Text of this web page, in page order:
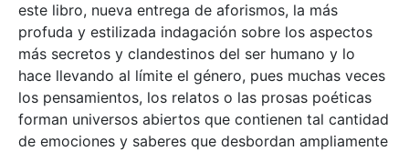
este libro, nueva entrega de aforismos, la más
profuda y estilizada indagación sobre los aspectos
más secretos y clandestinos del ser humano y lo
hace llevando al límite el género, pues muchas veces
los pensamientos, los relatos o las prosas poéticas
forman universos abiertos que contienen tal cantidad
de emociones y saberes que desbordan ampliamente